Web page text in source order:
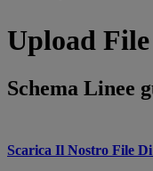
Upload
Schema Linee
Scarica Il Nostro File